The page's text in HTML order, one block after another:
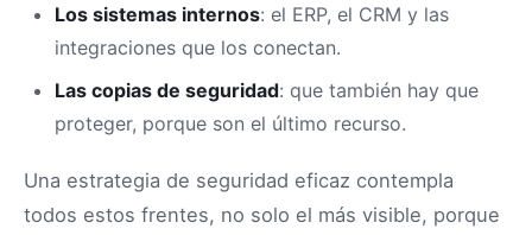
Los sistemas internos: el ERP, el CRM y las
integraciones que los conectan.
Las copias de seguridad: que también hay que
proteger, porque son el último recurso.
Una estrategia de seguridad eficaz contempla
todos estos frentes, no solo el más visible, porque